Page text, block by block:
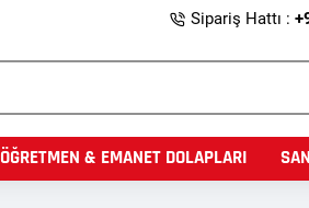
Sipariş Hattı :
ÖĞRETMEN & EMANET DOLAPLARI